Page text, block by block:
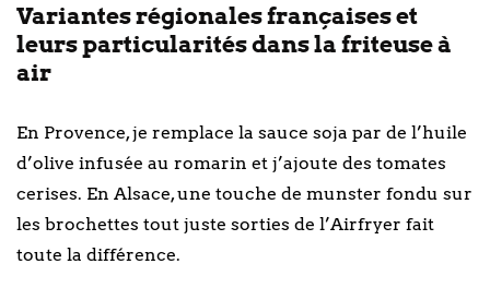
Variantes régionales françaises et
leurs particularités dans la friteuse à
air
En Provence, je remplace la sauce soja par de l’huile
d’olive infusée au romarin et j’ajoute des tomates
cerises. En Alsace, une touche de munster fondu sur
les brochettes tout juste sorties de l’Airfryer fait
toute la différence.